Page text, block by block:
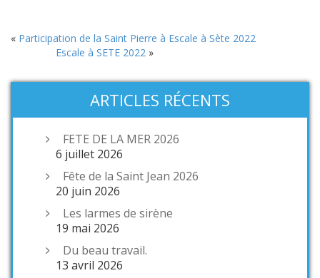
« Participation de la Saint Pierre à Escale à Sète 2022
Escale à SETE 2022»
ARTICLES RÉCENTS
FETE DE LA MER 2026
6 juillet 2026
Fête de la Saint Jean 2026
20 juin 2026
Les larmes de sirène
19 mai 2026
Du beau travail.
13 avril 2026